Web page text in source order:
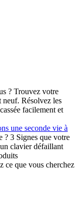
? Trouvez votre
neuf. Résolvez les
facilement et
une seconde vie à
? 3 Signes que votre
clavier défaillant
ce que vous cherchez